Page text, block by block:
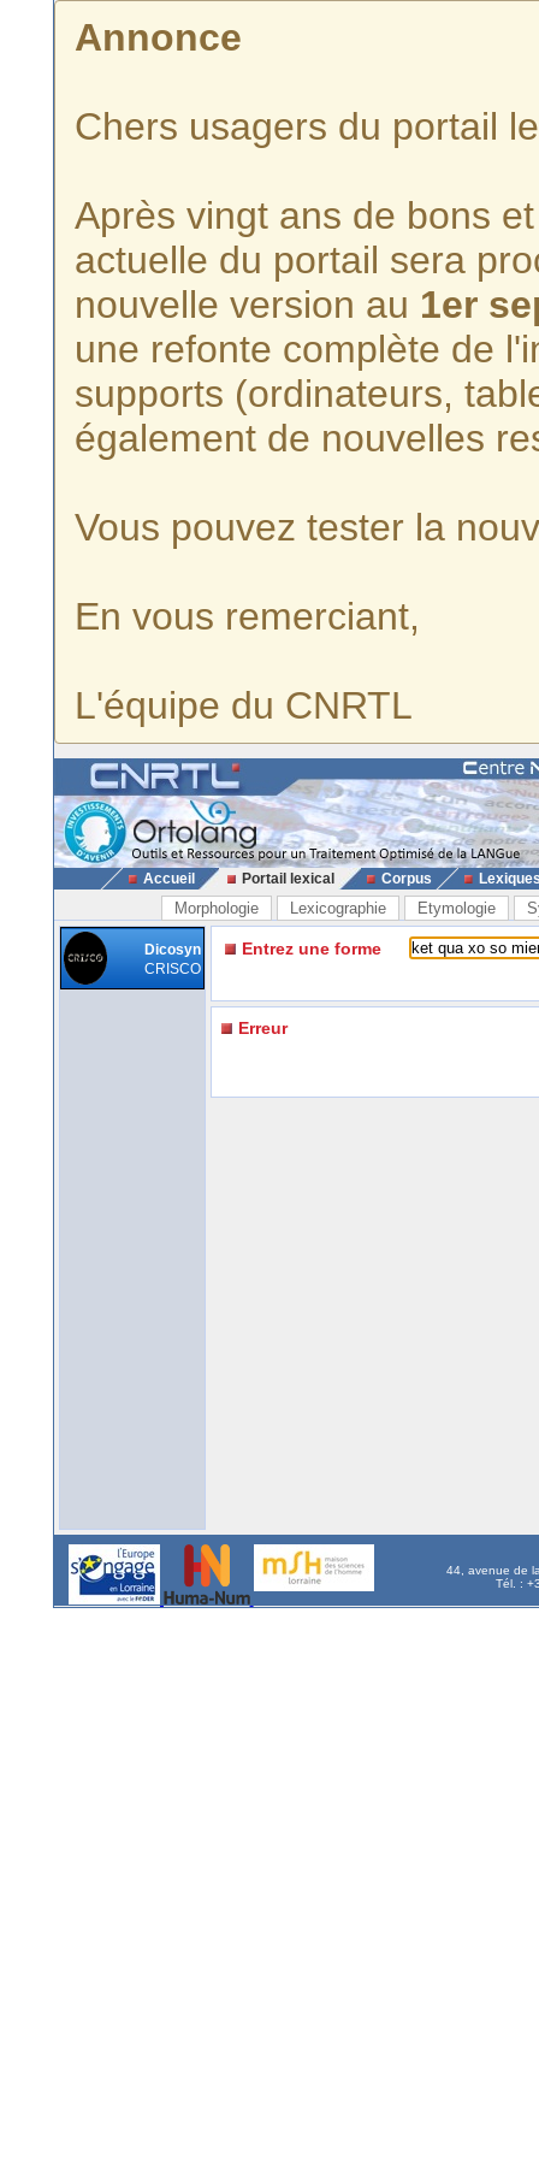
Annonce
Chers usagers du portail
Après vingt ans de bons
actuelle du portail sera
nouvelle version au 1er
une refonte complète de
supports (ordinateurs,
également de nouvelles
Vous pouvez tester la
En vous remerciant,
L'équipe du CNRTL
Accueil Portail lexical Corpus
Morphologie Lexicographie Etymologie
Dicosyn
CRISCO
Entrez une forme
Erreur
44, avenue de
Tél. :